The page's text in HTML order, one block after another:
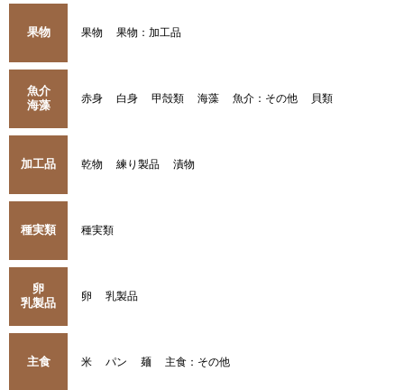
果物 果物 果物：加工品
魚介
海藻
赤身 白身 甲殻類 海藻 魚介：その他 貝類
加工品 乾物 練り製品 漬物
種実類 種実類
卵
乳製品
卵 乳製品
主食 米 パン 麺 主食：その他